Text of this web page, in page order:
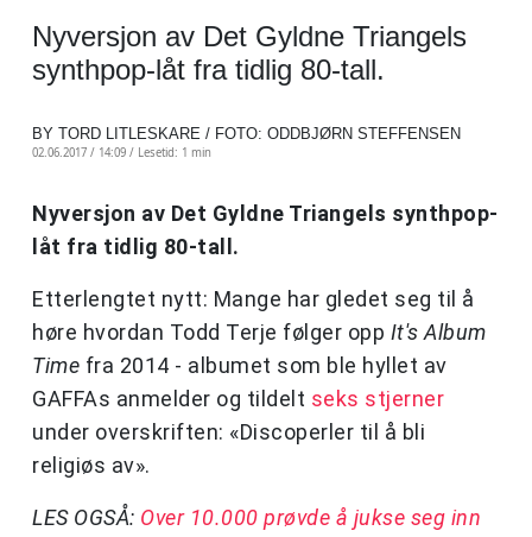
Nyversjon av Det Gyldne Triangels
synthpop-låt fra tidlig 80-tall.
BY TORD LITLESKARE / FOTO: ODDBJØRN STEFFENSEN
02.06.2017 / 14:09 / Lesetid: 1 min
Nyversjon av Det Gyldne Triangels synthpop-
låt fra tidlig 80-tall.
Etterlengtet nytt: Mange har gledet seg til å
høre hvordan Todd Terje følger opp It's Album
Time fra 2014 - albumet som ble hyllet av
GAFFAs anmelder og tildelt seks stjerner
under overskriften: «Discoperler til å bli
religiøs av».
LES OGSÅ: Over 10.000 prøvde å jukse seg inn